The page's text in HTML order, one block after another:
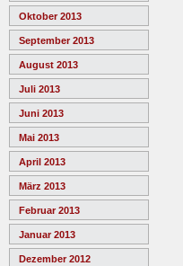
Oktober 2013
September 2013
August 2013
Juli 2013
Juni 2013
Mai 2013
April 2013
März 2013
Februar 2013
Januar 2013
Dezember 2012